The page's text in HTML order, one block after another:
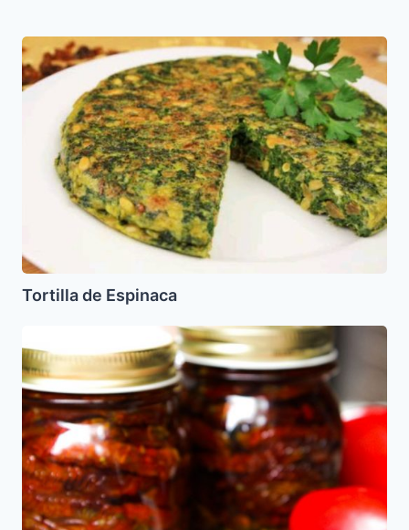
Tortilla
de
Espinaca
Tortilla de Espinaca
Secos